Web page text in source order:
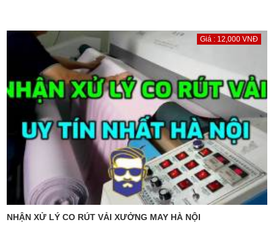
Giá : 12,000 VNĐ
NHẬN XỬ LÝ CO RÚT VẢI XƯỞNG MAY HÀ NỘI